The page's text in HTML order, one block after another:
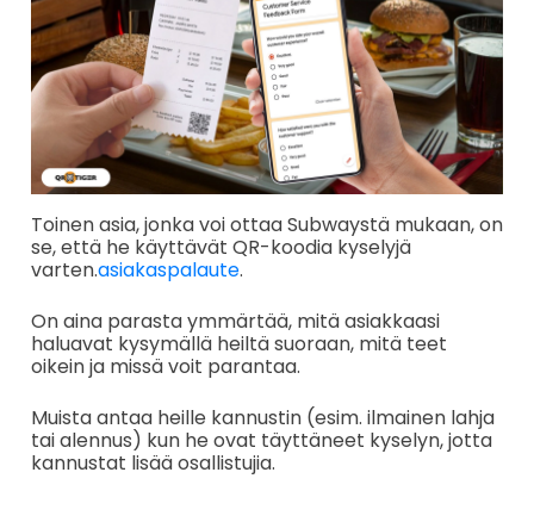
Toinen asia, jonka voi ottaa Subwaystä mukaan, on
se, että he käyttävät QR-koodia kyselyjä
varten.asiakaspalaute.
On aina parasta ymmärtää, mitä asiakkaasi
haluavat kysymällä heiltä suoraan, mitä teet
oikein ja missä voit parantaa.
Muista antaa heille kannustin (esim. ilmainen lahja
tai alennus) kun he ovat täyttäneet kyselyn, jotta
kannustat lisää osallistujia.